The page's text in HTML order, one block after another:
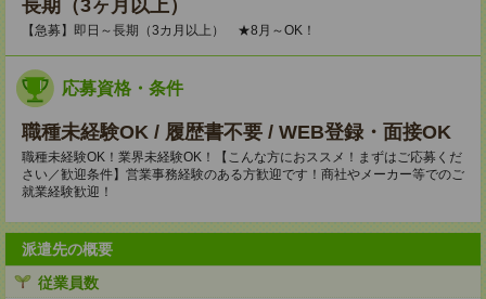
長期（3ヶ月以上）
【急募】即日～長期（3カ月以上） ★8月～OK！
応募資格・条件
職種未経験OK / 履歴書不要 / WEB登録・面接OK
職種未経験OK！業界未経験OK！【こんな方におススメ！まずはご応募くだ
さい／歓迎条件】営業事務経験のある方歓迎です！商社やメーカー等でのご
就業経験歓迎！
派遣先の概要
従業員数